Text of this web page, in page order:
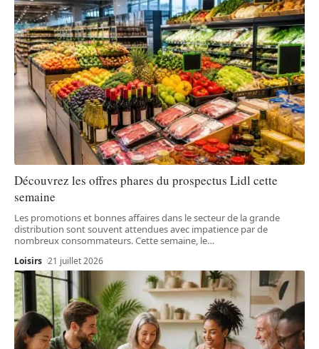
Découvrez les offres phares du prospectus Lidl cette
semaine
Les promotions et bonnes affaires dans le secteur de la grande
distribution sont souvent attendues avec impatience par de
nombreux consommateurs. Cette semaine, le…
Loisirs 21 juillet 2026